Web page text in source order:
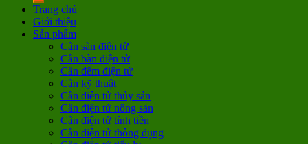
Trang chủ
Giới thiệu
Sản phẩm
Cân sàn điện tử
Cân bàn điện tử
Cân đếm điện tử
Cân kỹ thuật
Cân điện tử thủy sản
Cân điện tử nông sản
Cân điện tử tính tiền
Cân điện tử thông dụng